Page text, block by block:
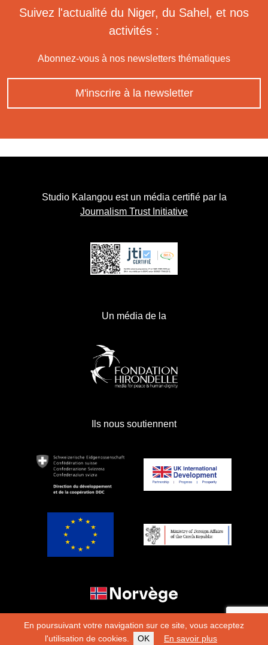
En poursuivant votre navigation sur ce site, vous acceptez
l'utilisation de cookies.
OK En savoir plus
Suivez l'actualité du Niger, du Sahel, et nos
activités :
Abonnez-vous à nos newsletters thématiques
M'inscrire à la newsletter
Studio Kalangou est un média certifié par la
Journalism Trust Initiative
Un média de la
Ils nous soutiennent